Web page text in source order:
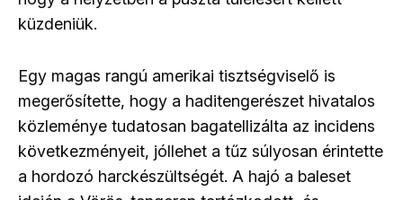
küzdeniük.
Egy magas rangú amerikai tisztségviselő is
megerősítette, hogy a haditengerészet hivatalos
közleménye tudatosan bagatellizálta az incidens
következményeit, jóllehet a tűz súlyosan érintette
a hordozó harckészültségét. A hajó a baleset